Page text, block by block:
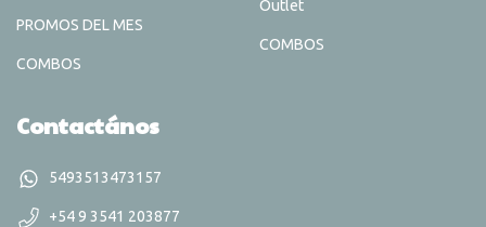
PROMOS DEL MES
COMBOS
Outlet
COMBOS
Contactános
5493513473157
+54 9 3541 203877